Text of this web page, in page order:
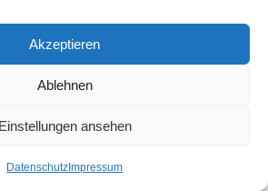
Akzeptieren
Ablehnen
Einstellungen ansehen
Datenschutz Impressum
nicht mehr benötigen, Sie diese
Ausübung oder
von Rechtsansprüchen benötigen
Art. 21 DSGVO Widerspruch gegen die